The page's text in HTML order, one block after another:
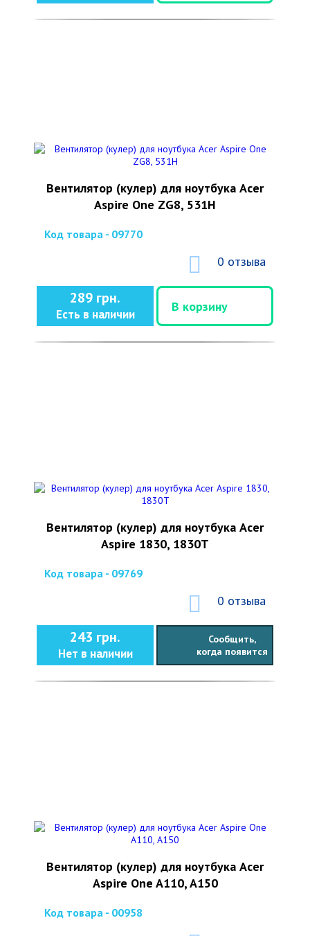
Вентилятор (кулер) для ноутбука Acer
Aspire One ZG8, 531H
Код товара - 09770
0 отзыва
289 грн.
Есть в наличии
В корзину
Вентилятор (кулер) для ноутбука Aсer
Aspire 1830, 1830T
Код товара - 09769
0 отзыва
243 грн.
Нет в наличии
Сообщить,
когда появится
Вентилятор (кулер) для ноутбука Acer
Aspire One A110, A150
Код товара - 00958